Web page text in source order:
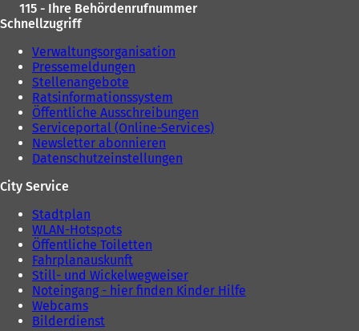
115 - Ihre Behördenrufnummer
Schnellzugriff
Verwaltungsorganisation
Pressemeldungen
Stellenangebote
Ratsinformationssystem
Öffentliche Ausschreibungen
Serviceportal (Online-Services)
Newsletter abonnieren
Datenschutzeinstellungen
City Service
Stadtplan
WLAN-Hotspots
Öffentliche Toiletten
Fahrplanauskunft
Still- und Wickelwegweiser
Noteingang - hier finden Kinder Hilfe
Webcams
Bilderdienst